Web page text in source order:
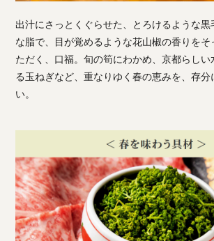
出汁にさっとくぐらせた、とろけるような
な脂で、目が覚めるような花山椒の香りを
ただく、口福。旬の筍にわかめ、京都らしい
る玉ねぎなど、重なりゆく春の恵みを、存分
い。